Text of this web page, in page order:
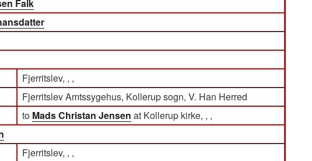
Falk
Fjerritslev, , ,
Fjerritslev Amtssygehus, Kollerup sogn, V. Han Herred
to Mads Christan Jensen at Kollerup kirke, , ,
Fjerritslev, , ,